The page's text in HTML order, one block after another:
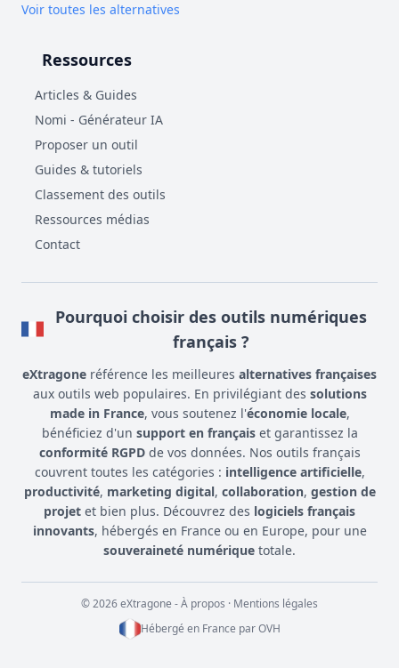
Voir toutes les alternatives
Ressources
Articles & Guides
Nomi - Générateur IA
Proposer un outil
Guides & tutoriels
Classement des outils
Ressources médias
Contact
Pourquoi choisir des outils numériques
français ?
eXtragone référence les meilleures alternatives françaises
aux outils web populaires. En privilégiant des solutions
made in France, vous soutenez l'économie locale,
bénéficiez d'un support en françaiset garantissez la
conformité RGPDde vos données. Nos outils français
couvrent toutes les catégories : intelligence artificielle,
productivité, marketing digital, collaboration, gestion de
projet et bien plus. Découvrez des logiciels français
innovants, hébergés en France ou en Europe, pour une
souveraineté numérique totale.
© 2026 eXtragone -À propos · Mentions légales
Hébergé en France parOVH